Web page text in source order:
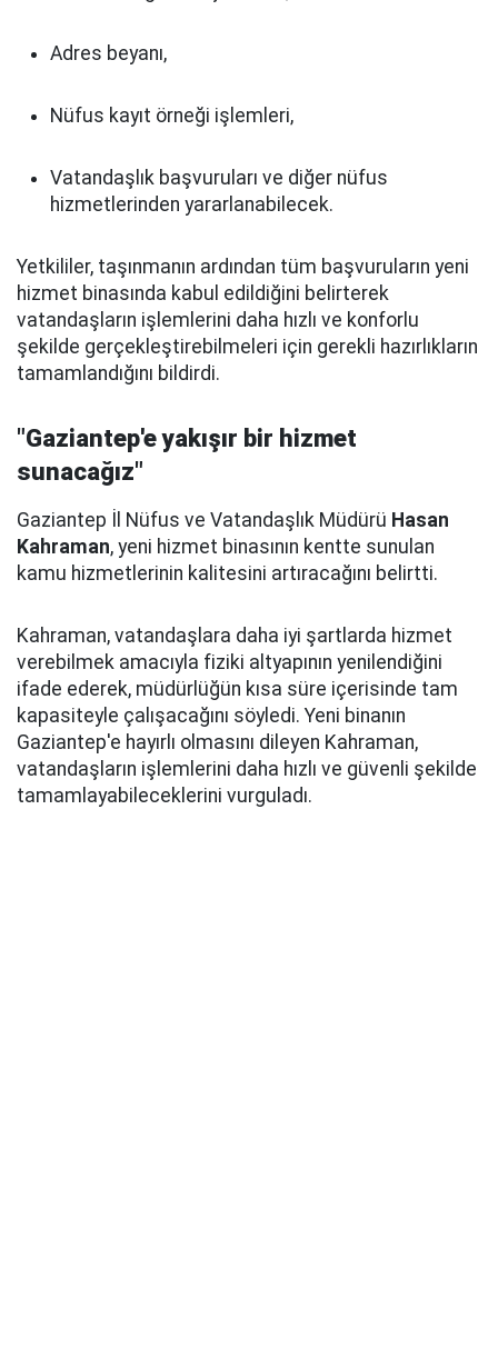
Adres beyanı,
Nüfus kayıt örneği işlemleri,
Vatandaşlık başvuruları ve diğer nüfus
hizmetlerinden yararlanabilecek.
Yetkililer, taşınmanın ardından tüm başvuruların yeni
hizmet binasında kabul edildiğini belirterek
vatandaşların işlemlerini daha hızlı ve konforlu
şekilde gerçekleştirebilmeleri için gerekli hazırlıkların
tamamlandığını bildirdi.
"Gaziantep'e yakışır bir hizmet
sunacağız"
Gaziantep İl Nüfus ve Vatandaşlık Müdürü Hasan
Kahraman, yeni hizmet binasının kentte sunulan
kamu hizmetlerinin kalitesini artıracağını belirtti.
Kahraman, vatandaşlara daha iyi şartlarda hizmet
verebilmek amacıyla fiziki altyapının yenilendiğini
ifade ederek, müdürlüğün kısa süre içerisinde tam
kapasiteyle çalışacağını söyledi. Yeni binanın
Gaziantep'e hayırlı olmasını dileyen Kahraman,
vatandaşların işlemlerini daha hızlı ve güvenli şekilde
tamamlayabileceklerini vurguladı.